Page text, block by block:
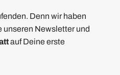
Denn wir haben
unseren Newsletter und
auf Deine erste